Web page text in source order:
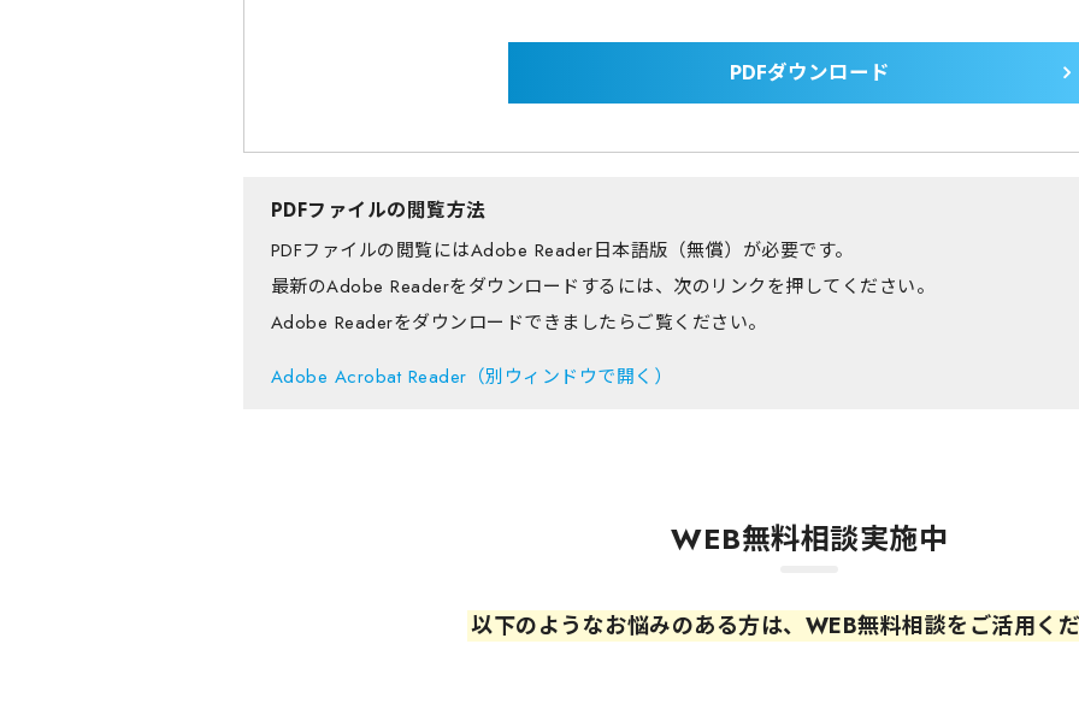
PDFダウンロード
PDFファイルの閲覧方法
PDFファイルの閲覧にはAdobe Reader日本語版（無償）が必要です。
最新のAdobe Readerをダウンロードするには、次のリンクを押してください。
Adobe Readerをダウンロードできましたらご覧ください。
Adobe Acrobat Reader（別ウィンドウで開く）
WEB無料相談実施中
以下のようなお悩みのある方は、WEB無料相談をご活用く